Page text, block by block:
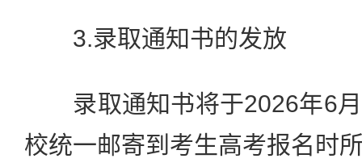
3.录取通知书的发放
录取通知书将于2026年6月
校统一邮寄到考生高考报名时